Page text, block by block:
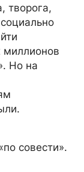
творога,
миллионов
Но на
совести».